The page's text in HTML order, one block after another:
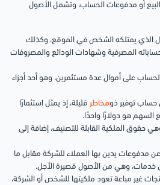
أو مدفوعات الحساب، وتشمل الأصول
الذي يمتلكه الشخص في الموقع، وكذلك
المصرفية وشهادات الودائع والمصروفات
على أموال عدة مستثمرين، وهو أحد أجزاء
حساب توفير ذومخاطر قليلة، إذ يمثل استثمارًا
السهم هو دولارًا واحدًا.
حقوق الملكية القابلة للتصنيف، إضافة إلى
مدفوعات يدين بها العملاء للشركة مقابل ما
خدمات، وهي من الأصول قصيرة الأجل.
غير مباعة تعود ملكيتها للشخص أو الشركة،